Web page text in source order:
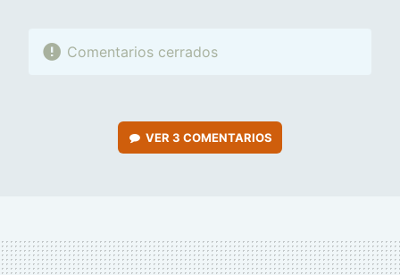
Comentarios cerrados
VER 3 COMENTARIOS